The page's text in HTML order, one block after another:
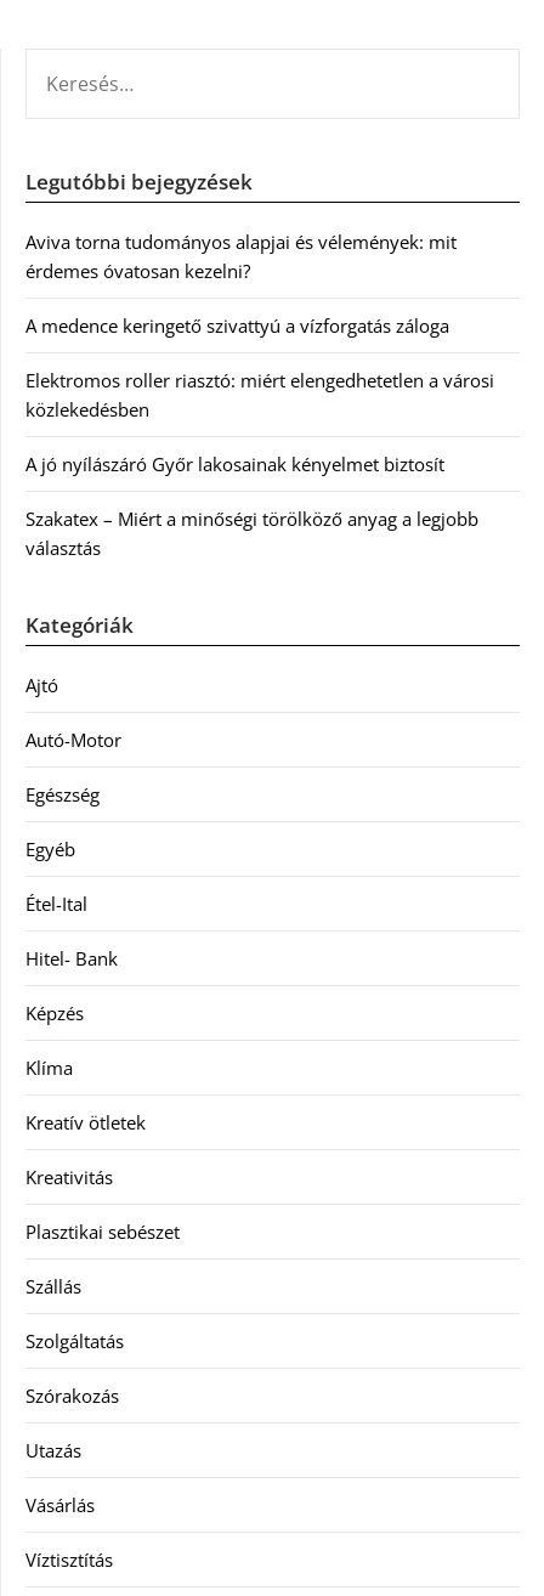
Legutóbbi bejegyzések
Aviva torna tudományos alapjai és vélemények: mit
érdemes óvatosan kezelni?
A medence keringető szivattyú a vízforgatás záloga
Elektromos roller riasztó: miért elengedhetetlen a városi
közlekedésben
A jó nyílászáró Győr lakosainak kényelmet biztosít
Szakatex – Miért a minőségi törölköző anyag a legjobb
választás
Kategóriák
Ajtó
Autó-Motor
Egészség
Egyéb
Étel-Ital
Hitel- Bank
Képzés
Klíma
Kreatív ötletek
Kreativitás
Plasztikai sebészet
Szállás
Szolgáltatás
Szórakozás
Utazás
Vásárlás
Víztisztítás